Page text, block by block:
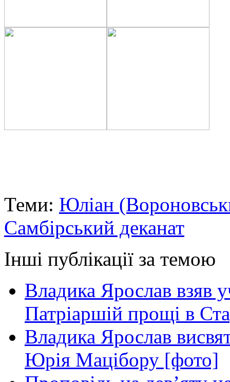
Теми: Юліан
Самбірський деканат
Інші публікації за темою
Владика Ярослав взяв
Патріаршій прощі в
Владика Ярослав
Юрія Мацібору [фото]